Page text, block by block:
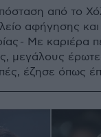
από το
αφήγησης και
- Με καριέρα
μεγάλους
έζησε όπως